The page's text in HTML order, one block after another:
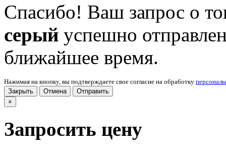
Спасибо! Ваш запрос о
серый успешно
ближайшее время.
Нажимая на кнопку, вы подтверждаете свое согласие на обработку
Закрыть
Отмена
Отправить
×
Запросить цену